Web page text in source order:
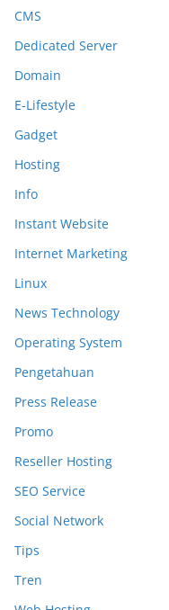
CMS
Dedicated Server
Domain
E-Lifestyle
Gadget
Hosting
Info
Instant Website
Internet Marketing
Linux
News Technology
Operating System
Pengetahuan
Press Release
Promo
Reseller Hosting
SEO Service
Social Network
Tips
Tren